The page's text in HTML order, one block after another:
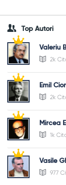
Top Autori
Valeriu
2k
Emil
2k
Mircea
1k
Vasile
977